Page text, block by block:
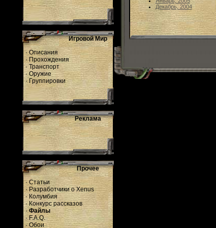
Игровой Мир
·Описания
·Прохождения
·Транспорт
·Оружие
·Группировки
Реклама
Прочее
·Статьи
·Разработчики о Xenus
·Колумбия
·Конкурс рассказов
·Файлы
·F.A.Q.
· Обои
Декабрь, 2004